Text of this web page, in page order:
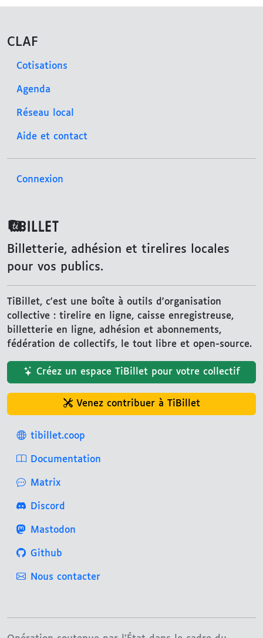
CLAF
Cotisations
Agenda
Réseau local
Aide et contact
Connexion
Billetterie, adhésion et tirelires locales
pour vos publics.
TiBillet, c'est une boîte à outils d'organisation
collective : tirelire en ligne, caisse enregistreuse,
billetterie en ligne, adhésion et abonnements,
fédération de collectifs, le tout libre et open-source.
Créez un espace TiBillet pour votre collectif
Venez contribuer à TiBillet
tibillet.coop
Documentation
Matrix
Discord
Mastodon
Github
Nous contacter